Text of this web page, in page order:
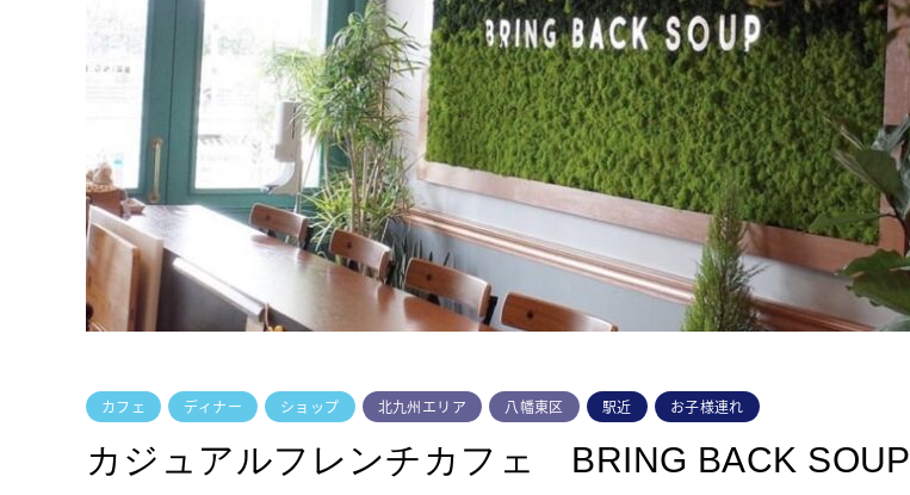
カフェ ディナー ショップ 北九州エリア 八幡東区 駅近 お子様連れ
カジュアルフレンチカフェ BRING BACK SOUP